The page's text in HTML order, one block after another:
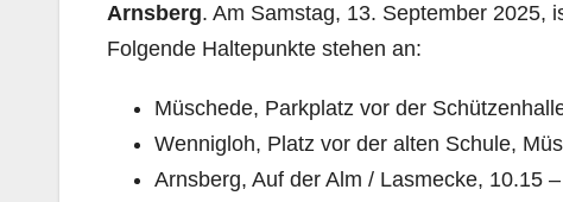
Arnsberg. Am Samstag, 13. September 2025,
Folgende Haltepunkte stehen an:
Müschede, Parkplatz vor der
Wennigloh, Platz vor der alten Schule,
Arnsberg, Auf der Alm / Lasmecke, 10.15